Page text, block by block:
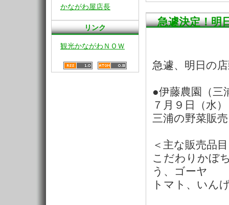
かながわ屋店長
リンク
観光かながわＮＯＷ
急遽決定！明
急遽、明日の
●伊藤農園（三
７月９日（水
三浦の野菜販売
＜主な販売品
こだわりかぼ
う、ゴーヤ
トマト、いん